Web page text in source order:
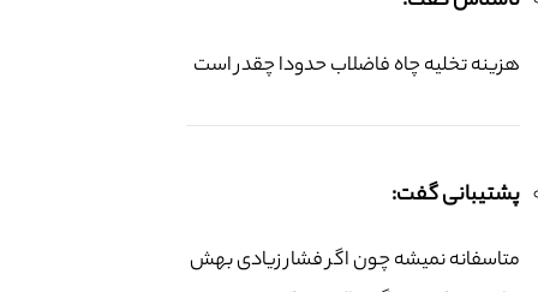
هزینه تخلیه چاه فاضلاب حدودا چقدر است
پشتیبانی گفت:
متاسفانه نمیشه چون اگر فشار زیادی بهش